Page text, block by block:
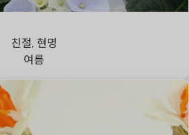
친절, 현명
여름